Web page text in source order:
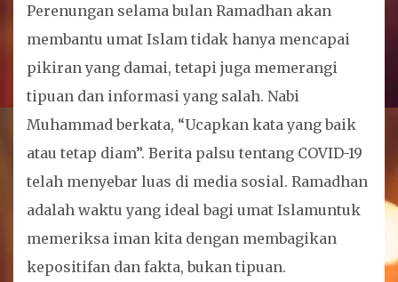
Perenungan selama bulan Ramadhan akan
membantu umat Islam tidak hanya mencapai
pikiran yang damai, tetapi juga memerangi
tipuan dan informasi yang salah. Nabi
Muhammad berkata, “Ucapkan kata yang baik
atau tetap diam”. Berita palsu tentang COVID-19
telah menyebar luas di media sosial. Ramadhan
adalah waktu yang ideal bagi umat Islamuntuk
memeriksa iman kita dengan membagikan
kepositifan dan fakta, bukan tipuan.